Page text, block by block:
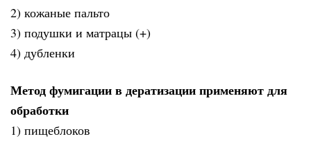
2) кожаные пальто
3) подушки и матрацы (+)
4) дубленки
Метод фумигации в дератизации применяют для
обработки
1) пищеблоков